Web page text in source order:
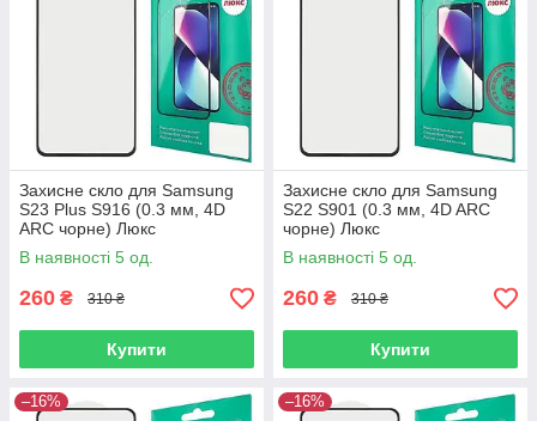
Захисне скло для Samsung
S23 Plus S916 (0.3 мм, 4D
ARC чорне) Люкс
В наявності 5 од.
260 ₴ 310 ₴
Купити
Захисне скло для Samsung
S22 S901 (0.3 мм, 4D ARC
чорне) Люкс
В наявності 5 од.
260 ₴ 310 ₴
Купити
–16% –16%